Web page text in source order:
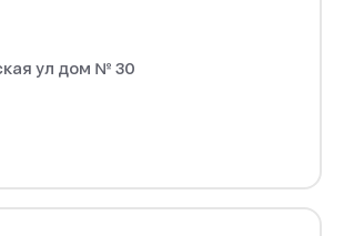
ул дом № 30